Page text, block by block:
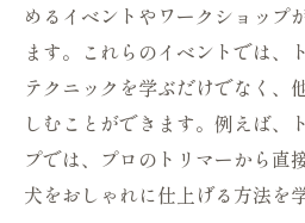
めるイベントやワークショップ
ます。これらのイベントでは、
テクニックを学ぶだけでなく、
しむことができます。例えば、
プでは、プロのトリマーから直
犬をおしゃれに仕上げる方法を